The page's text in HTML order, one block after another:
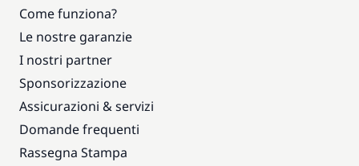
Come funziona?
Le nostre garanzie
I nostri partner
Sponsorizzazione
Assicurazioni & servizi
Domande frequenti
Rassegna Stampa